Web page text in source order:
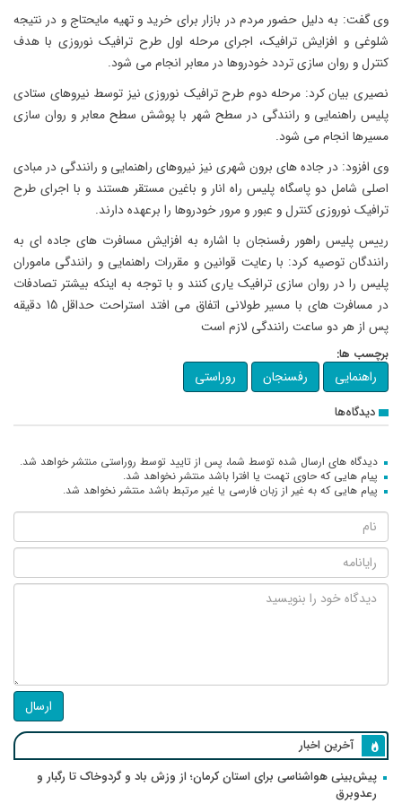
وی گفت: به دلیل حضور مردم در بازار برای خرید و تهیه مایحتاج و در نتیجه
شلوغی و افزایش ترافیک، اجرای مرحله اول طرح ترافیک نوروزی با هدف
کنترل و روان سازی تردد خودروها در معابر انجام می شود.
نصیری بیان کرد: مرحله دوم طرح ترافیک نوروزی نیز توسط نیروهای ستادی
پلیس راهنمایی و رانندگی در سطح شهر با پوشش سطح معابر و روان سازی
مسیرها انجام می شود.
وی افزود: در جاده های برون شهری نیز نیروهای راهنمایی و رانندگی در مبادی
اصلی شامل دو پاسگاه پلیس راه انار و باغین مستقر هستند و با اجرای طرح
ترافیک نوروزی کنترل و عبور و مرور خودروها را برعهده دارند.
رییس پلیس راهور رفسنجان با اشاره به افزایش مسافرت های جاده ای به
رانندگان توصیه کرد: با رعایت قوانین و مقررات راهنمایی و رانندگی ماموران
پلیس را در روان سازی ترافیک یاری کنند و با توجه به اینکه بیشتر تصادفات
در مسافرت های با مسیر طولانی اتفاق می افتد استراحت حداقل 15 دقیقه
پس از هر دو ساعت رانندگی لازم است
برچسب ها:
راهنمایی رفسنجان روراستی
دیدگاه‌ها
دیدگاه های ارسال شده توسط شما، پس از تایید توسط روراستی منتشر خواهد شد.
پیام هایی که حاوی تهمت یا افترا باشد منتشر نخواهد شد.
پیام هایی که به غیر از زبان فارسی یا غیر مرتبط باشد منتشر نخواهد شد.
ارسال
آخرین اخبار
پیش‌بینی هواشناسی برای استان کرمان؛ از وزش باد و گردوخاک تا رگبار و
رعدوبرق